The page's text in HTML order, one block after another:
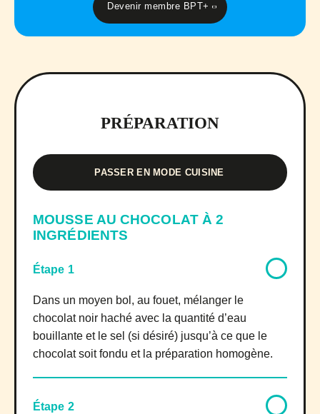
Devenir membre BPT+
PRÉPARATION
PASSER EN MODE CUISINE
MOUSSE AU CHOCOLAT À 2
INGRÉDIENTS
Étape 1
Dans un moyen bol, au fouet, mélanger le
chocolat noir haché avec la quantité d’eau
bouillante et le sel (si désiré) jusqu’à ce que le
chocolat soit fondu et la préparation homogène.
Étape 2